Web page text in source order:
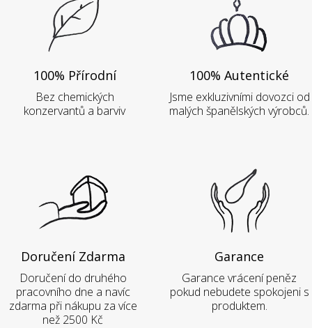
100% Přírodní
Bez chemických
konzervantů a barviv
100% Autentické
Jsme exkluzivními dovozci od
malých španělských výrobců.
Doručení Zdarma
Doručení do druhého
pracovního dne a navíc
zdarma při nákupu za více
než 2500 Kč
Garance
Garance vrácení peněz
pokud nebudete spokojeni s
produktem.